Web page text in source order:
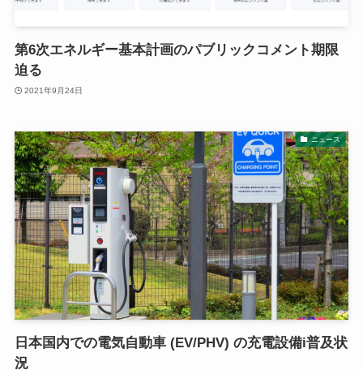
第6次エネルギー基本計画のパブリックコメント期限
迫る
2021年9月24日
ニュース
日本国内での電気自動車 (EV/PHV) の充電設備i普及状
況